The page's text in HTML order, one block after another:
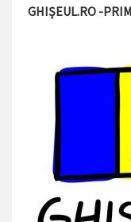
GHIȘEUL.RO -